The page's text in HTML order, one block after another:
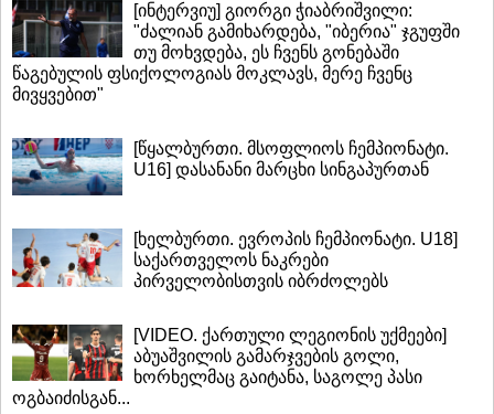
[ინტერვიუ] გიორგი ჭიაბრიშვილი:
"ძალიან გამიხარდება, "იბერია" ჯგუფში
თუ მოხვდება, ეს ჩვენს გონებაში
წაგებულის ფსიქოლოგიას მოკლავს, მერე ჩვენც
მივყვებით"
[წყალბურთი. მსოფლიოს ჩემპიონატი.
U16] დასანანი მარცხი სინგაპურთან
[ხელბურთი. ევროპის ჩემპიონატი. U18]
საქართველოს ნაკრები
პირველობისთვის იბრძოლებს
[VIDEO. ქართული ლეგიონის უქმეები]
აბუაშვილის გამარჯვების გოლი,
ხორხელმაც გაიტანა, საგოლე პასი
ოგბაიძისგან...